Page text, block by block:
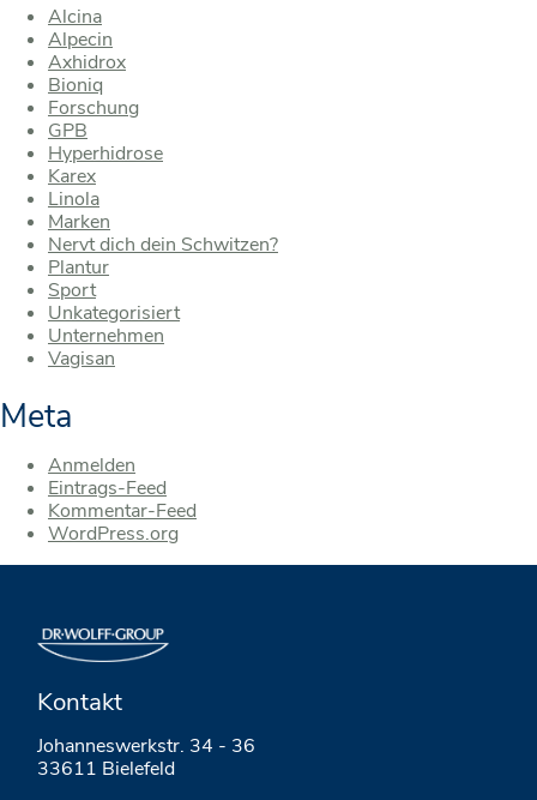
Alcina
Alpecin
Axhidrox
Bioniq
Forschung
GPB
Hyperhidrose
Karex
Linola
Marken
Nervt dich dein Schwitzen?
Plantur
Sport
Unkategorisiert
Unternehmen
Vagisan
Meta
Anmelden
Eintrags-Feed
Kommentar-Feed
WordPress.org
Kontakt
Johanneswerkstr. 34 - 36
33611 Bielefeld